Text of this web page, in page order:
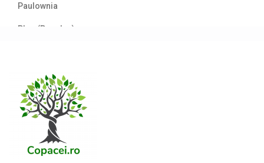
Paulownia
Plop (Populus)
Salcâm (Robinia)
Salcie (Salix)
Stejar (Quercus)
Tei (Tilia)